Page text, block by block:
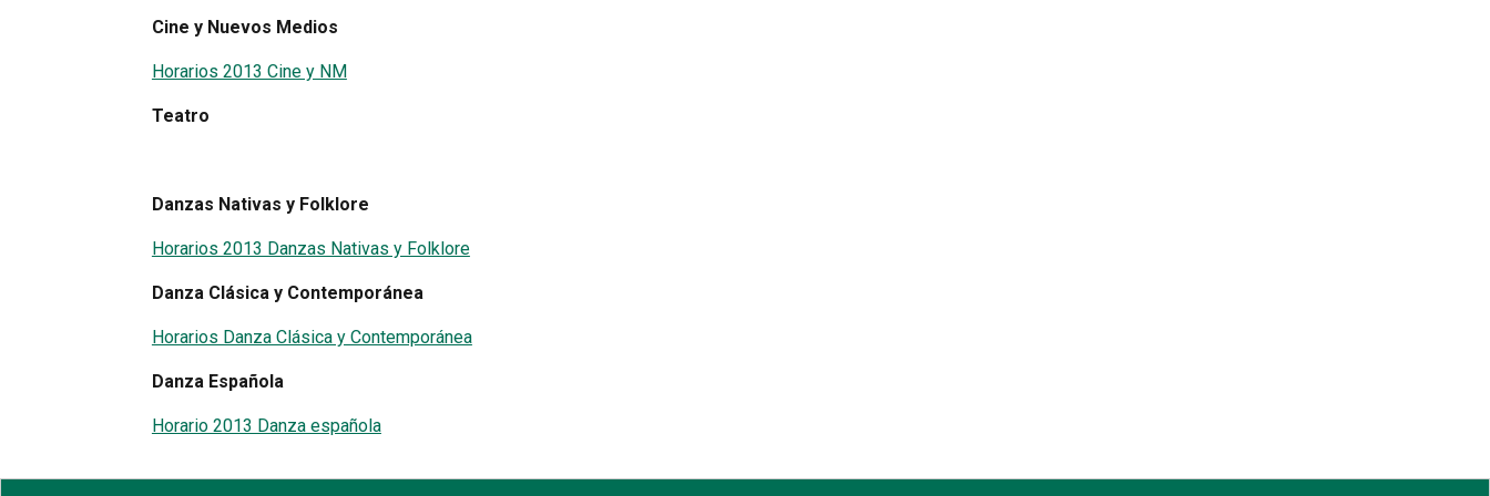
Cine y Nuevos Medios
Horarios 2013 Cine y NM
Teatro
Danzas Nativas y Folklore
Horarios 2013 Danzas Nativas y Folklore
Danza Clásica y Contemporánea
Horarios Danza Clásica y Contemporánea
Danza Española
Horario 2013 Danza española